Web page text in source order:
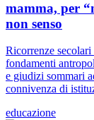
mamma, per
non senso
Ricorrenze
fondamenti
e giudizi sommari
connivenza di
educazione